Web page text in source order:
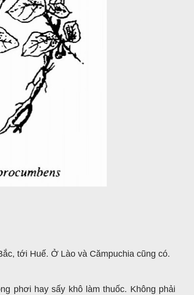
tới Huế. Ở Lào và Cămpuchia cũng có.
phơi hay sấy khô làm thuốc. Không phải